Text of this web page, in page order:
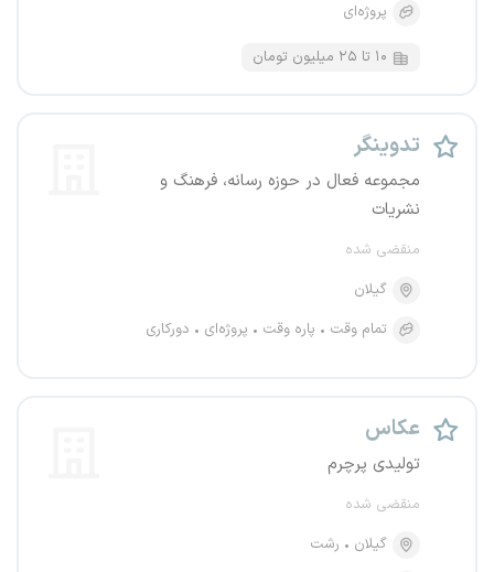
پروژه‌ای
۱۰ تا ۲۵ میلیون تومان
تدوینگر
مجموعه فعال در حوزه رسانه، فرهنگ و
نشریات
منقضی شده
گیلان
تمام وقت
پاره وقت پروژه‌ای دورکاری
عکاس
تولیدی پرچرم
منقضی شده
گیلان
رشت